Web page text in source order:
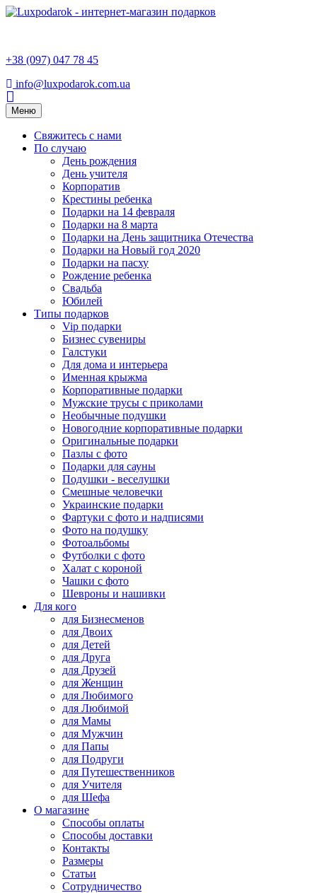
+38 (097) 047 78 45
info@luxpodarok.com.ua
Toggle
navigation
Меню
Свяжитесь с нами
По случаю
День рождения
День учителя
Корпоратив
Крестины ребенка
Подарки на 14 февраля
Подарки на 8 марта
Подарки на День защитника Отечества
Подарки на Новый год 2020
Подарки на пасху
Рождение ребенка
Свадьба
Юбилей
Типы подарков
Vip подарки
Бизнес сувениры
Галстуки
Для дома и интерьера
Именная крыжма
Корпоративные подарки
Мужские трусы с приколами
Необычные подушки
Новогодние корпоративные подарки
Оригинальные подарки
Пазлы с фото
Подарки для сауны
Подушки - веселушки
Смешные человечки
Украинские подарки
Фартуки с фото и надписями
Фото на подушку
Фотоальбомы
Футболки с фото
Халат с короной
Чашки с фото
Шевроны и нашивки
Для кого
для Бизнесменов
для Двоих
для Детей
для Друга
для Друзей
для Женщин
для Любимого
для Любимой
для Мамы
для Мужчин
для Папы
для Подруги
для Путешественников
для Учителя
для Шефа
О магазине
Способы оплаты
Способы доставки
Контакты
Размеры
Статьи
Сотрудничество